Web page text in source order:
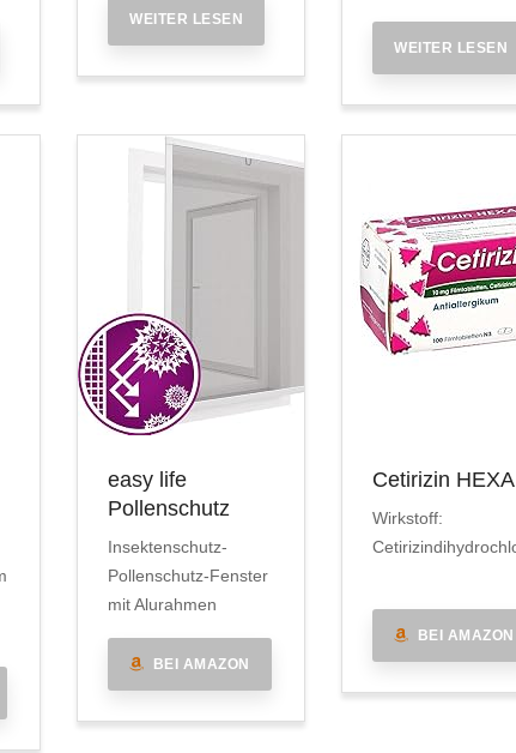
WEITER LESEN
WEITER LESEN
easy life
Pollenschutz
Insektenschutz-
Pollenschutz-Fenster
mit Alurahmen
BEI AMAZON
Cetirizin
Wirkstoff:
BEI AMAZON